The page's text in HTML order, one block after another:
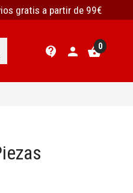
gratis a partir de 99€
contact_support person shopping_basket0